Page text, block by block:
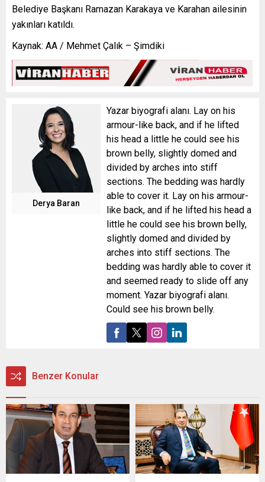
Belediye Başkanı Ramazan Karakaya ve Karahan ailesinin
yakınları katıldı.
Kaynak: AA / Mehmet Çalık – Şimdiki
Derya Baran
Yazar biyografi alanı. Lay on his
armour-like back, and if he lifted
his head a little he could see his
brown belly, slightly domed and
divided by arches into stiff
sections. The bedding was hardly
able to cover it. Lay on his armour-
like back, and if he lifted his head a
little he could see his brown belly,
slightly domed and divided by
arches into stiff sections. The
bedding was hardly able to cover it
and seemed ready to slide off any
moment. Yazar biyografi alanı.
Could see his brown belly.
Benzer Konular